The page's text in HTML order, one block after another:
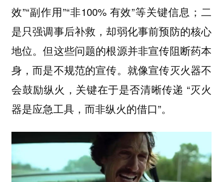
效”“副作用”“非100% 有效”等关键信息；二
是只强调事后补救，却弱化事前预防的核心
地位。但这些问题的根源并非宣传阻断药本
身，而是不规范的宣传。就像宣传灭火器不
会鼓励纵火，关键在于是否清晰传递 “灭火
器是应急工具，而非纵火的借口”。